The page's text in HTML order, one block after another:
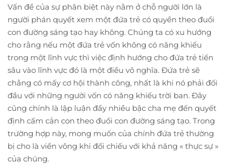
Vấn đề của sự phân biệt này nằm ở chỗ người lớn là
người phán quyết xem một đứa trẻ có quyền theo đuổi
con đường sáng tạo hay không. Chúng ta có xu hướng
cho rằng nếu một đứa trẻ vốn không có năng khiếu
trong một lĩnh vực thì việc định hướng cho đứa trẻ tiến
sâu vào lĩnh vực đó là một điều vô nghĩa. Đứa trẻ sẽ
chẳng có mấy cơ hội thành công, nhất là khi nó phải đối
đầu với những người vốn có năng khiếu trời ban. Đây
cũng chính là lập luận đẩy nhiều bậc cha mẹ đến quyết
định cấm cản con theo đuổi con đường sáng tạo. Trong
trường hợp này, mong muốn của chính đứa trẻ thường
bị cho là viển vông khi đối chiếu với khả năng « thực sự »
của chúng.